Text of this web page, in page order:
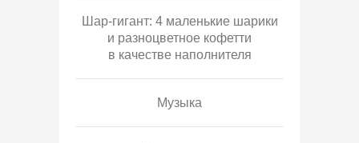
Шар-гигант: 4 маленькие шарики
и разноцветное кофетти
в качестве наполнителя
Музыка